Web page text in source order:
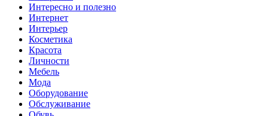
Интересно и полезно
Интернет
Интерьер
Косметика
Красота
Личности
Мебель
Мода
Оборудование
Обслуживание